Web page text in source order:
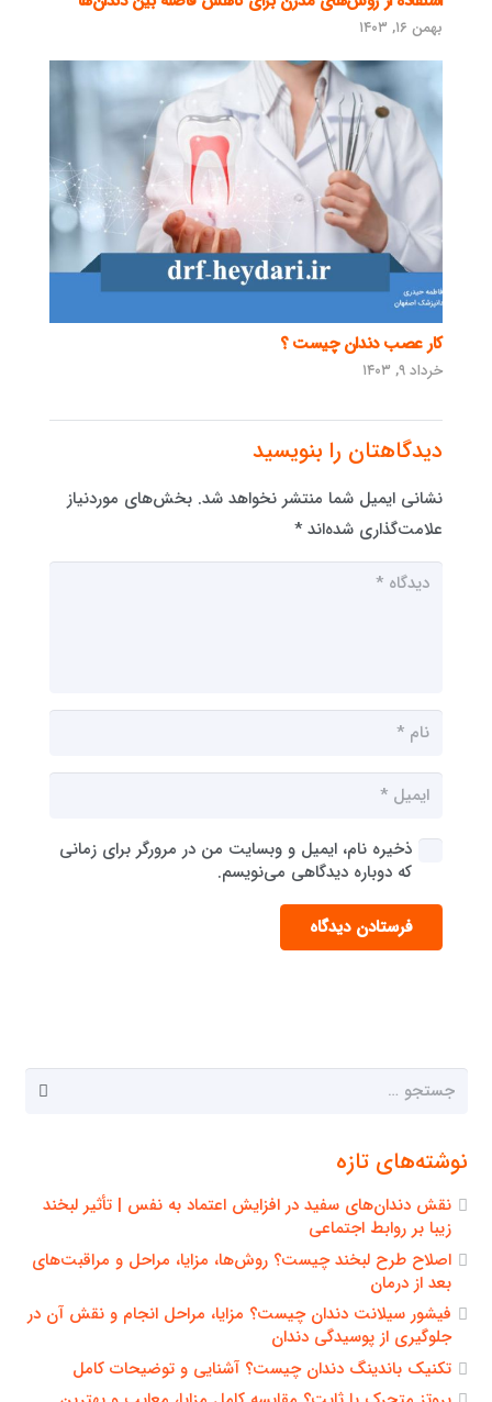
بهمن ۱۶, ۱۴۰۳
کار عصب دندان چیست ؟
خرداد ۹, ۱۴۰۳
دیدگاهتان را بنویسید
نشانی ایمیل شما منتشر نخواهد شد. بخش‌های موردنیاز
علامت‌گذاری شده‌اند *
ذخیره نام، ایمیل و وبسایت من در مرورگر برای زمانی
که دوباره دیدگاهی می‌نویسم.
فرستادن دیدگاه
جستجو
نوشته‌های تازه
نقش دندان‌های سفید در افزایش اعتماد به نفس | تأثیر لبخند
زیبا بر روابط اجتماعی
اصلاح طرح لبخند چیست؟ روش‌ها، مزایا، مراحل و مراقبت‌های
بعد از درمان
فیشور سیلانت دندان چیست؟ مزایا، مراحل انجام و نقش آن در
جلوگیری از پوسیدگی دندان
تکنیک باندینگ دندان چیست؟ آشنایی و توضیحات کامل